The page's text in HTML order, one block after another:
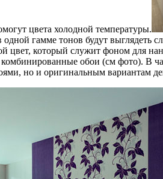
цвета холодной температуры.
гамме тонов будут выглядеть
цвет, который служит фоном для
обои (см фото). В
но и оригинальным вариантам